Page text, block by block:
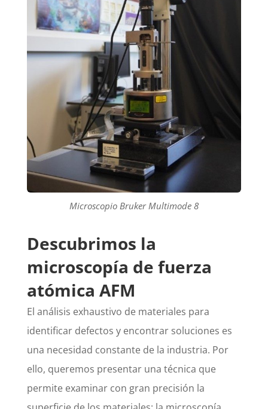
Microscopio Bruker Multimode 8
Descubrimos la
microscopía de fuerza
atómica AFM
El análisis exhaustivo de materiales para
identificar defectos y encontrar soluciones es
una necesidad constante de la industria. Por
ello, queremos presentar una técnica que
permite examinar con gran precisión la